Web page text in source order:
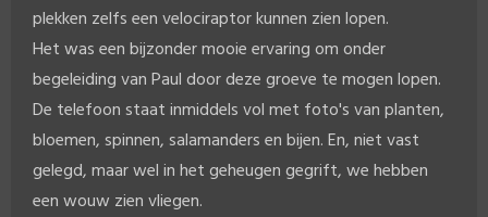
plekken zelfs een velociraptor kunnen zien lopen.
Het was een bijzonder mooie ervaring om onder
begeleiding van Paul door deze groeve te mogen lopen.
De telefoon staat inmiddels vol met foto's van planten,
bloemen, spinnen, salamanders en bijen. En, niet vast
gelegd, maar wel in het geheugen gegrift, we hebben
een wouw zien vliegen.